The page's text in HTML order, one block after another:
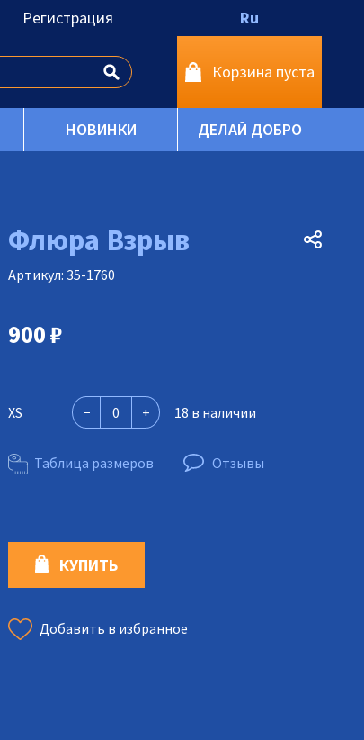
Регистрация Ru
Корзина пуста
НОВИНКИ ДЕЛАЙ ДОБРО
Флюра Взрыв
Артикул: 35-1760
900₽
XS 18 в наличии
Таблица размеров Отзывы
КУПИТЬ
Добавить в избранное